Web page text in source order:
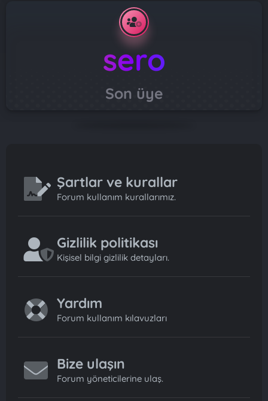
sero
Son üye
Şartlar ve kurallar
Forum kullanım kurallarımız.
Gizlilik politikası
Kişisel bilgi gizlilik detayları.
Yardım
Forum kullanım kılavuzları
Bize ulaşın
Forum yöneticilerine ulaş.